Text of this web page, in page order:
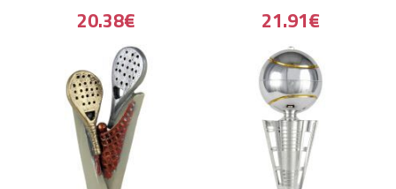
20.38€ 21.91€